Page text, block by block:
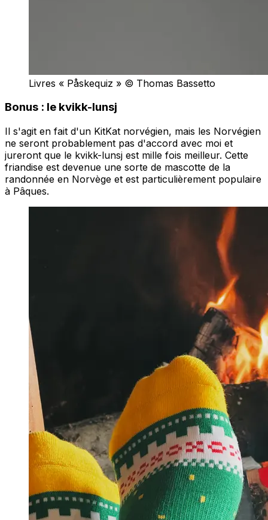
Livres « Påskequiz » © Thomas Bassetto
Bonus : le kvikk-lunsj
Il s'agit en fait d'un KitKat norvégien, mais les Norvégien
ne seront probablement pas d'accord avec moi et
jureront que le kvikk-lunsj est mille fois meilleur. Cette
friandise est devenue une sorte de mascotte de la
randonnée en Norvège et est particulièrement populaire
à Pâques.